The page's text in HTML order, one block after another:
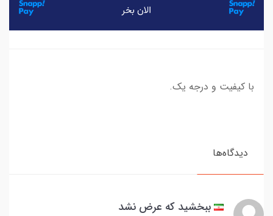
با کیفیت و درجه یک.
دیدگاه‌ها
ببخشید که عرض نشد